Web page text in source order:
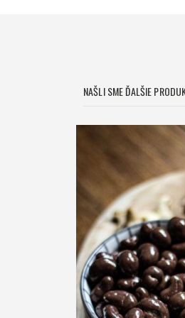
NAŠLI SME ĎALŠIE